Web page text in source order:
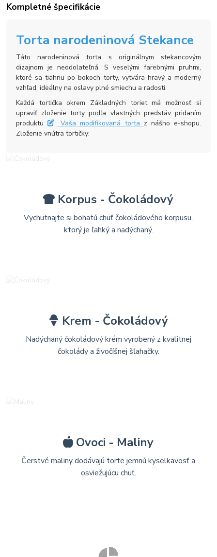
Kompletné špecifikácie
Torta narodeninová Stekance
Táto narodeninová torta s originálnym stekancovým
dizajnom je neodolateľná. S veselými farebnými pruhmi,
ktoré sa tiahnu po bokoch torty, vytvára hravý a moderný
vzhľad, ideálny na oslavy plné smiechu a radosti.
Každá tortička okrem Základných toriet má možnosť si
upraviť zloženie torty podľa vlastných predstáv pridaním
produktu
Vaša modifikovaná torta z nášho e-shopu.
Zloženie vnútra tortičky:
Korpus - Čokoládový
Vychutnajte si bohatú chuť čokoládového korpusu,
ktorý je ľahký a nadýchaný.
Krem - Čokoládový
Nadýchaný čokoládový krém vyrobený z kvalitnej
čokolády a živočíšnej šľahačky.
Ovoci - Maliny
Čerstvé maliny dodávajú torte jemnú kyselkavosť a
osviežujúcu chuť.